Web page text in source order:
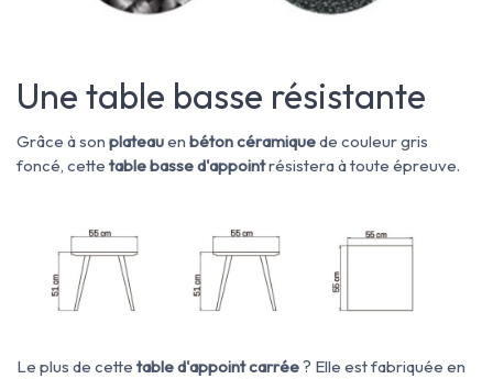
Une table basse résistante
Grâce à son plateauen béton céramiquede couleur gris
foncé, cette table basse d'appointrésistera à toute épreuve.
Le plus de cette table d'appoint carrée? Elle est fabriquée en